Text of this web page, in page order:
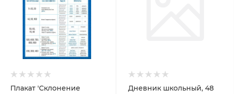
Плакат 'Склонение
Дневник школьный, 48